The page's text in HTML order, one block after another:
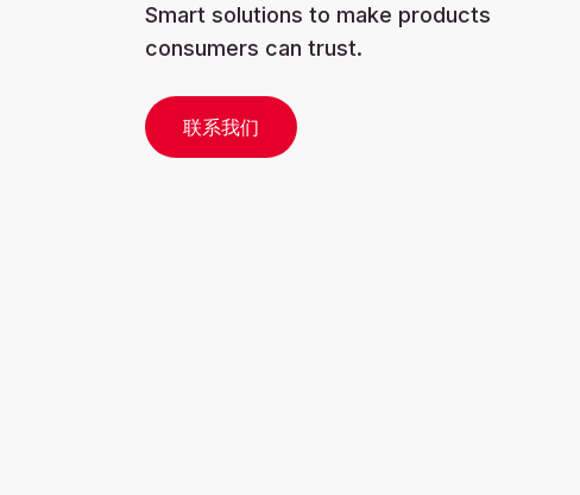
Smart solutions to make products
consumers can trust.
联系我们